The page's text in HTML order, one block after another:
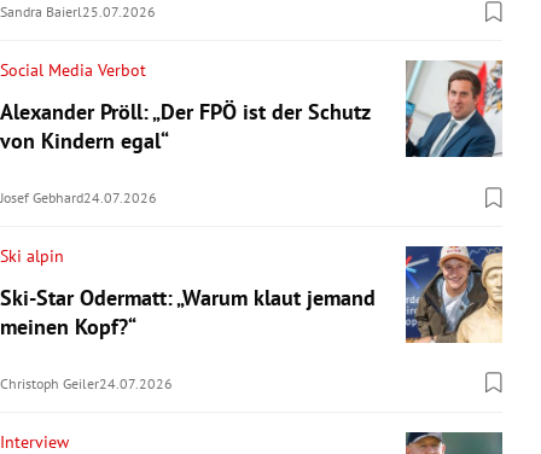
Sandra Baierl25.07.2026
Social Media Verbot
Alexander Pröll: „Der FPÖ ist der Schutz
von Kindern egal“
Josef Gebhard24.07.2026
Ski alpin
Ski-Star Odermatt: „Warum klaut jemand
meinen Kopf?“
Christoph Geiler24.07.2026
Interview